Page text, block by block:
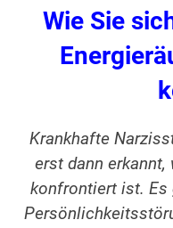
Wie Sie
Krankhafte
erst dann
konfrontiert ist. Es